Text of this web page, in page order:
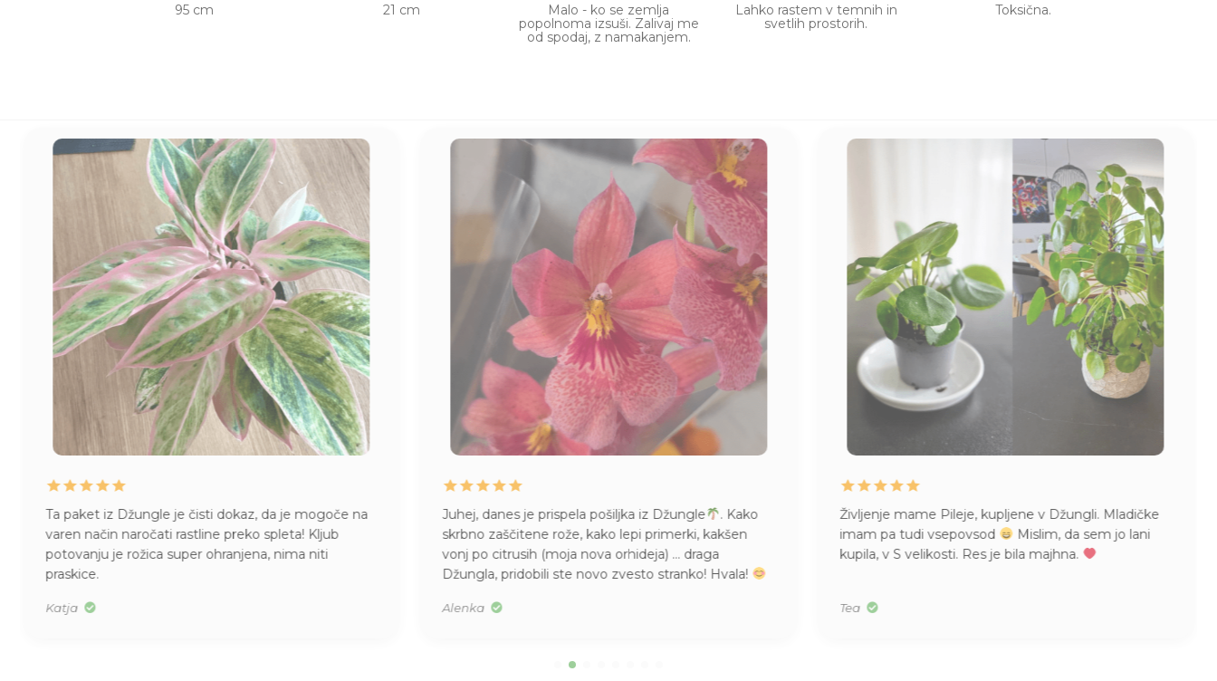
95 cm 21 cm
Malo - ko se zemlja
popolnoma izsuši. Zalivaj me
od spodaj, z namakanjem.
Lahko rastem v temnih in
svetlih prostorih.
Toksična.
Ta paket iz Džungle je čisti dokaz, da je mogoče na
varen način naročati rastline preko spleta! Kljub
potovanju je rožica super ohranjena, nima niti
praskice.
Katja
Juhej, danes je prispela pošiljka iz Džungle
. Kako
skrbno zaščitene rože, kako lepi primerki, kakšen
vonj po citrusih (moja nova orhideja) … draga
Džungla, pridobili ste novo zvesto stranko! Hvala!
Alenka
Življenje mame Pileje, kupljene v Džungli. Mladičke
imam pa tudi vsepovsod
Mislim, da sem jo lani
kupila, v S velikosti. Res je bila majhna.
Tea